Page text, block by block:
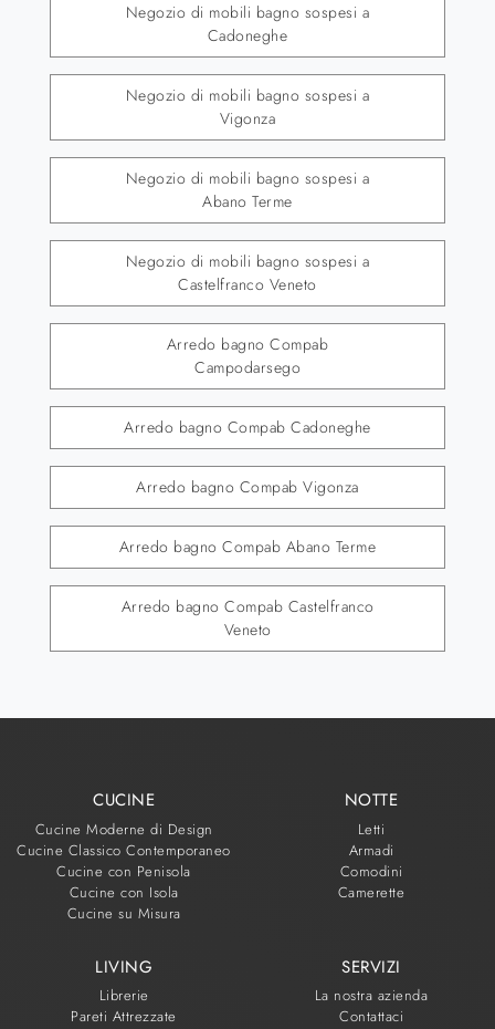
Negozio di mobili bagno sospesi a
Cadoneghe
Negozio di mobili bagno sospesi a
Vigonza
Negozio di mobili bagno sospesi a
Abano Terme
Negozio di mobili bagno sospesi a
Castelfranco Veneto
Arredo bagno Compab
Campodarsego
Arredo bagno Compab Cadoneghe
Arredo bagno Compab Vigonza
Arredo bagno Compab Abano Terme
Arredo bagno Compab Castelfranco
Veneto
CUCINE
Cucine Moderne di Design
Cucine Classico Contemporaneo
Cucine con Penisola
Cucine con Isola
Cucine su Misura
NOTTE
Letti
Armadi
Comodini
Camerette
LIVING
Librerie
Pareti Attrezzate
SERVIZI
La nostra azienda
Contattaci